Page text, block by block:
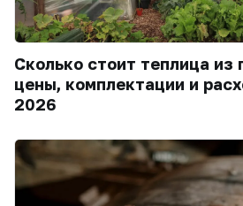
Сколько стоит теплица из
цены, комплектации и
2026